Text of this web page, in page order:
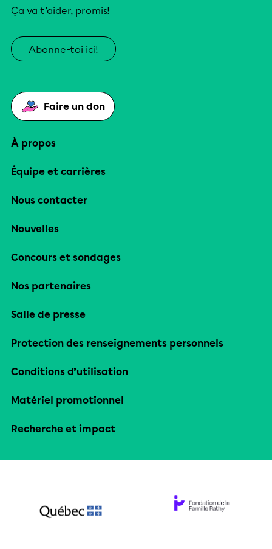
Ça va t’aider, promis!
Abonne-toi ici!
Faire un don
À propos
Équipe et carrières
Nous contacter
Nouvelles
Concours et sondages
Nos partenaires
Salle de presse
Protection des renseignements personnels
Conditions d’utilisation
Matériel promotionnel
Recherche et impact